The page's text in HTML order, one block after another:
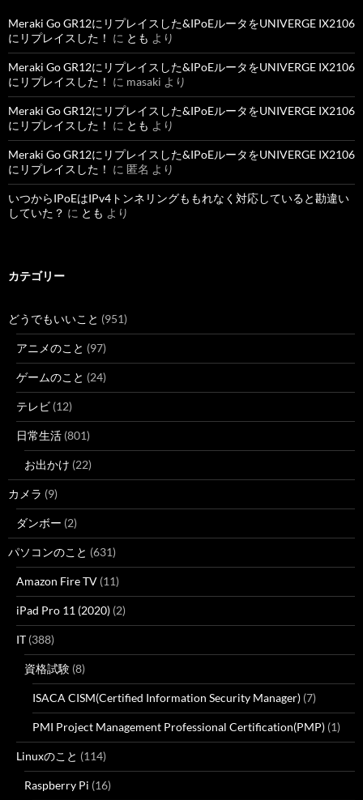
Meraki Go GR12にリプレイスした&IPoEルータをUNIVERGE IX2106
にリプレイスした！ に とも より
Meraki Go GR12にリプレイスした&IPoEルータをUNIVERGE IX2106
にリプレイスした！ に masaki より
Meraki Go GR12にリプレイスした&IPoEルータをUNIVERGE IX2106
にリプレイスした！ に とも より
Meraki Go GR12にリプレイスした&IPoEルータをUNIVERGE IX2106
にリプレイスした！ に 匿名 より
いつからIPoEはIPv4トンネリングももれなく対応していると勘違い
していた？ に とも より
カテゴリー
どうでもいいこと (951)
アニメのこと (97)
ゲームのこと (24)
テレビ (12)
日常生活 (801)
お出かけ (22)
カメラ (9)
ダンボー (2)
パソコンのこと (631)
Amazon Fire TV (11)
iPad Pro 11 (2020) (2)
IT (388)
資格試験 (8)
ISACA CISM(Certified Information Security Manager) (7)
PMI Project Management Professional Certification(PMP) (1)
Linuxのこと (114)
Raspberry Pi (16)